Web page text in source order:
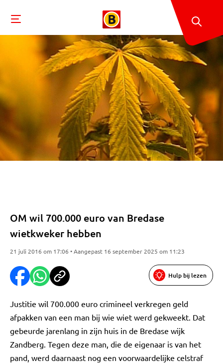
OM wil 700.000 euro van Bredase
wietkweker hebben
21 juli 2016 om 17:06 • Aangepast 16 september 2025 om 11:23
Hulp bij lezen
Justitie wil 700.000 euro crimineel verkregen geld
afpakken van een man bij wie wiet werd gekweekt. Dat
gebeurde jarenlang in zijn huis in de Bredase wijk
Zandberg. Tegen deze man, die de eigenaar is van het
pand, werd daarnaast nog een voorwaardelijke celstraf